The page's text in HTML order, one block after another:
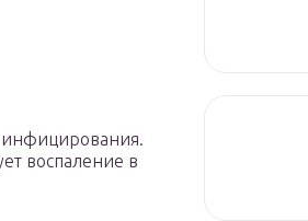
инфицирования.
воспаление в